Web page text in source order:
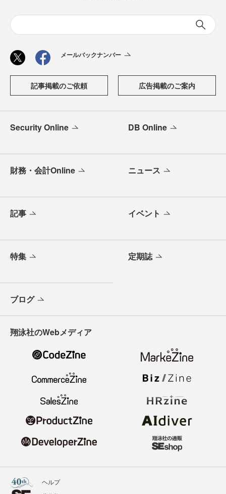
メールバックナンバー
記事掲載のご依頼 広告掲載のご案内
Security Online DB Online
財務・会計Online ニュース
記事 イベント
特集 定期誌
ブログ
翔泳社のWebメディア
ヘルプ